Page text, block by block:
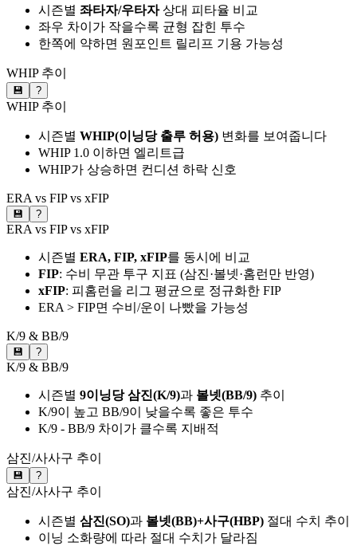
시즌별 좌타자/우타자상대 피타율 비교
좌우 차이가 작을수록 균형 잡힌 투수
한쪽에 약하면 원포인트 릴리프 기용 가능성
WHIP 추이
💾 ?
WHIP 추이
시즌별 WHIP(이닝당 출루 허용) 변화를 보여줍니다
WHIP 1.0 이하면 엘리트급
WHIP가 상승하면 컨디션 하락 신호
ERA vs FIP vs xFIP
💾 ?
ERA vs FIP vs xFIP
시즌별 ERA, FIP, xFIP를 동시에 비교
FIP: 수비 무관 투구 지표 (삼진·볼넷·홈런만 반영)
xFIP: 피홈런을 리그 평균으로 정규화한 FIP
ERA > FIP면 수비/운이 나빴을 가능성
K/9 & BB/9
💾 ?
K/9 & BB/9
시즌별 9이닝당 삼진(K/9)과 볼넷(BB/9) 추이
K/9이 높고 BB/9이 낮을수록 좋은 투수
K/9 - BB/9 차이가 클수록 지배적
삼진/사사구 추이
💾 ?
삼진/사사구 추이
시즌별 삼진(SO)과 볼넷(BB)+사구(HBP) 절대 수치 추이
이닝 소화량에 따라 절대 수치가 달라짐